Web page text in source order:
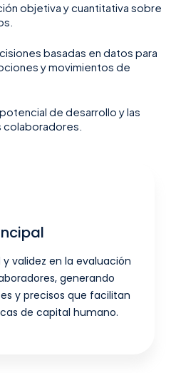
objetiva y cuantitativa sobre
basadas en datos para
y movimientos de
de desarrollo y las
colaboradores.
validez en la evaluación
generando
y precisos que facilitan
de capital humano.